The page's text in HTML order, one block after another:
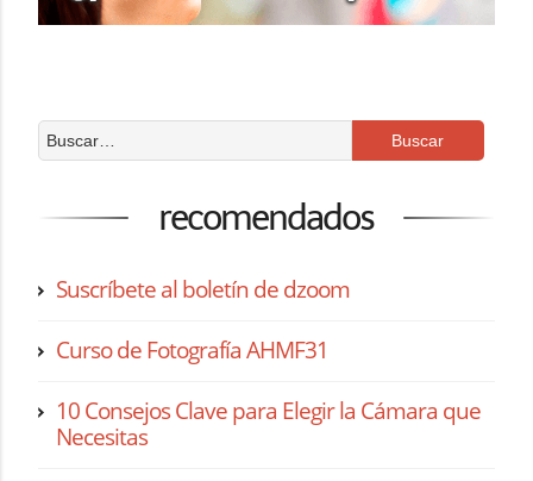
recomendados
Suscríbete al boletín de dzoom
Curso de Fotografía AHMF31
10 Consejos Clave para Elegir la Cámara que
Necesitas